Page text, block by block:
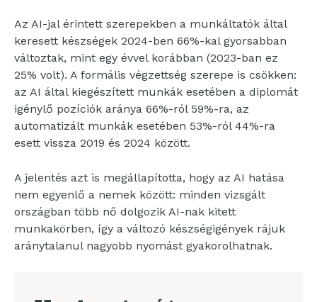
Az AI-jal érintett szerepekben a munkáltatók által
keresett készségek 2024-ben 66%-kal gyorsabban
változtak, mint egy évvel korábban (2023-ban ez
25% volt). A formális végzettség szerepe is csökken:
az AI által kiegészített munkák esetében a diplomát
igénylő pozíciók aránya 66%-ról 59%-ra, az
automatizált munkák esetében 53%-ról 44%-ra
esett vissza 2019 és 2024 között.
A jelentés azt is megállapította, hogy az AI hatása
nem egyenlő a nemek között: minden vizsgált
országban több nő dolgozik AI-nak kitett
munkakörben, így a változó készségigények rájuk
aránytalanul nagyobb nyomást gyakorolhatnak.